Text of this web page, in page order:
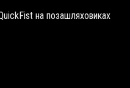
на позашляховиках